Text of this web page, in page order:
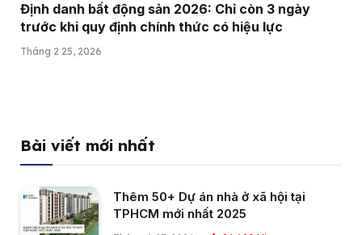
Định danh bất động sản 2026: Chỉ còn 3 ngày
trước khi quy định chính thức có hiệu lực
Tháng 2 25, 2026
Bài viết mới nhất
Thêm 50+ Dự án nhà ở xã hội tại
TPHCM mới nhất 2025